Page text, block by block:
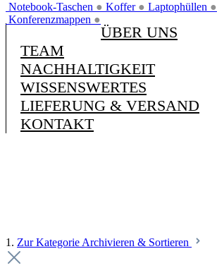
Notebook-Taschen ● Koffer ● Laptophüllen ●
Konferenzmappen ●
ÜBER UNS
TEAM
NACHHALTIGKEIT
WISSENSWERTES
LIEFERUNG & VERSAND
KONTAKT
1. Zur Kategorie Archivieren & Sortieren